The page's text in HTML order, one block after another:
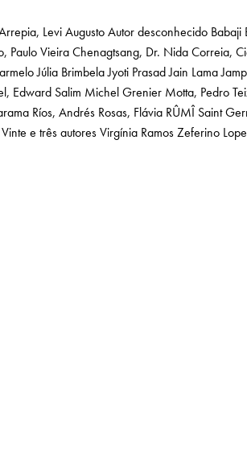
Levi AugustoAutor desconhecido Babaji
Paulo VieiraChenagtsang, Dr. NidaCorreia,
Júlia BrimbelaJyoti Prasad Jain Lama
Edward Salim Michel Grenier Motta, Pedro
Ríos, Andrés Rosas, Flávia RÛMÎ Saint
Vinte e três autoresVirgínia RamosZeferino